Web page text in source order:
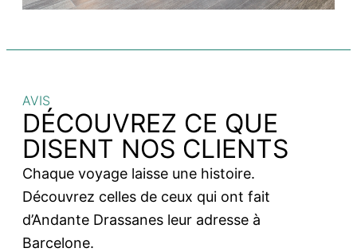
AVIS
DÉCOUVREZ CE QUE
DISENT NOS CLIENTS
Chaque voyage laisse une histoire.
Découvrez celles de ceux qui ont fait
d’Andante Drassanes leur adresse à
Barcelone.